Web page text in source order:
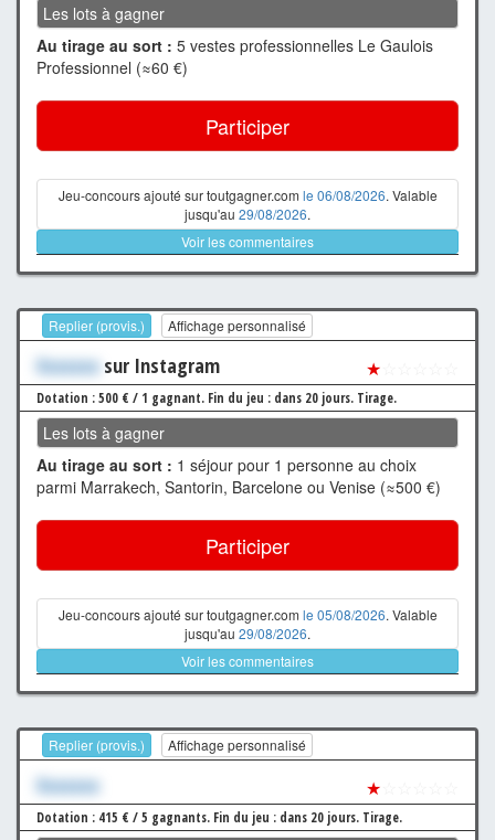
Les lots à gagner
Au tirage au sort : 5 vestes professionnelles Le Gaulois
Professionnel (≈60 €)
Participer
Jeu-concours ajouté sur toutgagner.com le 06/08/2026. Valable
jusqu'au 29/08/2026.
Voir les commentaires
Replier (provis.) Affichage personnalisé
Xxxxxxx sur Instagram ★
Dotation : 500 € / 1 gagnant. Fin du jeu : dans 20 jours. Tirage.
Les lots à gagner
Au tirage au sort : 1 séjour pour 1 personne au choix
parmi Marrakech, Santorin, Barcelone ou Venise (≈500 €)
Participer
Jeu-concours ajouté sur toutgagner.com le 05/08/2026. Valable
jusqu'au 29/08/2026.
Voir les commentaires
Replier (provis.) Affichage personnalisé
Xxxxxxx ★
Dotation : 415 € / 5 gagnants. Fin du jeu : dans 20 jours. Tirage.